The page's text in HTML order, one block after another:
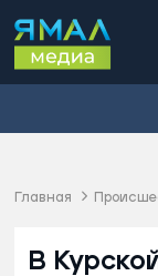
Главная
В